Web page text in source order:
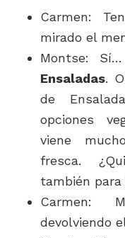
Carmen:
mirado el
Montse:
Ensaladas.
de
opciones
viene
fresca.
también
Carmen:
devolviendo